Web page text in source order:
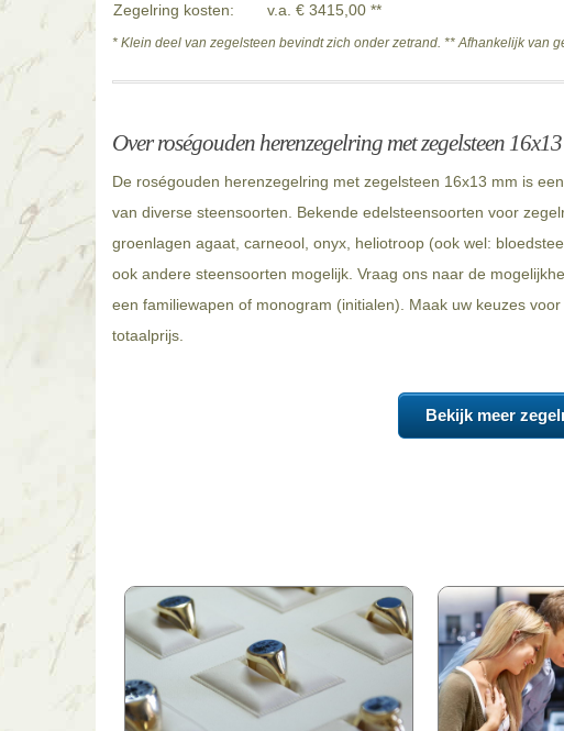
Zegelring kosten:
v.a. € 3415,00 **
* Klein deel van zegelsteen bevindt zich onder zetrand. ** Afhankelijk van
Over roségouden herenzegelring met zegelsteen
De roségouden herenzegelring met zegelsteen 16x13 mm is
van diverse steensoorten. Bekende edelsteensoorten voor
groenlagen agaat, carneool, onyx, heliotroop (ook wel:
ook andere steensoorten mogelijk. Vraag ons naar de
een familiewapen of monogram (initialen). Maak uw keuzes
totaalprijs.
Bekijk meer